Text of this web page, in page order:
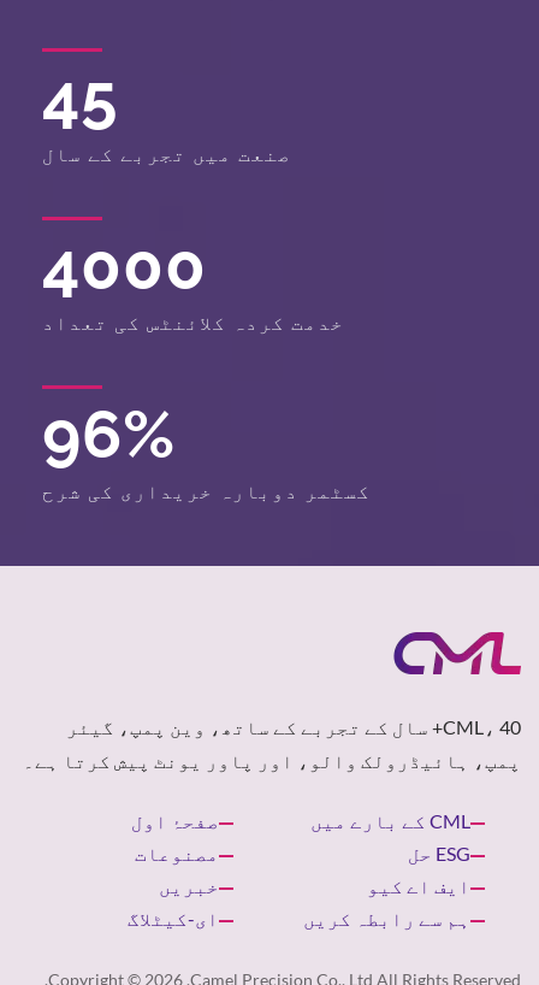
45
صنعت میں تجربے کے سال
4000
خدمت کردہ کلائنٹس کی تعداد
96%
کسٹمر دوبارہ خریداری کی شرح
CML، 40+ سال کے تجربے کے ساتھ، وین پمپ، گیئر
پمپ، ہائیڈرولک والو، اور پاور یونٹ پیش کرتا ہے۔
صفحۂ اول
CML کے بارے میں
مصنوعات
ESG حل
خبریں
ایف اے کیو
ای-کیٹلاگ
ہم سے رابطہ کریں
Copyright © 2026 Camel Precision Co., Ltd. All Rights Reserved.